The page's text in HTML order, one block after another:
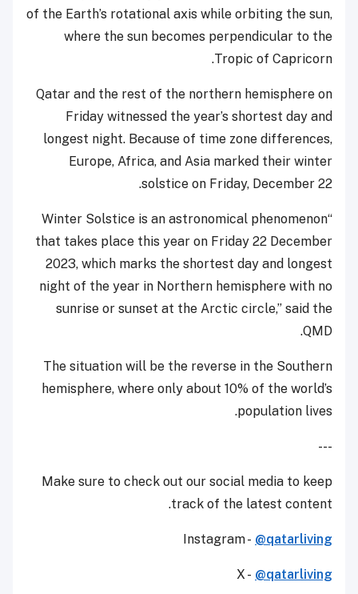
of the Earth’s rotational axis while orbiting the sun,
where the sun becomes perpendicular to the
Tropic of Capricorn.
Qatar and the rest of the northern hemisphere on
Friday witnessed the year’s shortest day and
longest night. Because of time zone differences,
Europe, Africa, and Asia marked their winter
solstice on Friday, December 22.
“Winter Solstice is an astronomical phenomenon
that takes place this year on Friday 22 December
2023, which marks the shortest day and longest
night of the year in Northern hemisphere with no
sunrise or sunset at the Arctic circle,” said the
QMD.
The situation will be the reverse in the Southern
hemisphere, where only about 10% of the world’s
population lives.
---
Make sure to check out our social media to keep
track of the latest content.
Instagram - @qatarliving
X - @qatarliving